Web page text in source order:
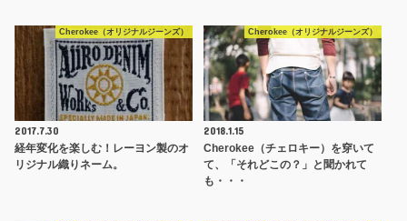
Cherokee（オリジナルジーンズ）
2017.7.30
経年変化を楽しむ！レーヨン製のオ
リジナル織りネーム。
Cherokee（オリジナルジーンズ）
2018.1.15
Cherokee（チェロキー）を穿いて
て、「それどこの？」と聞かれて
も・・・